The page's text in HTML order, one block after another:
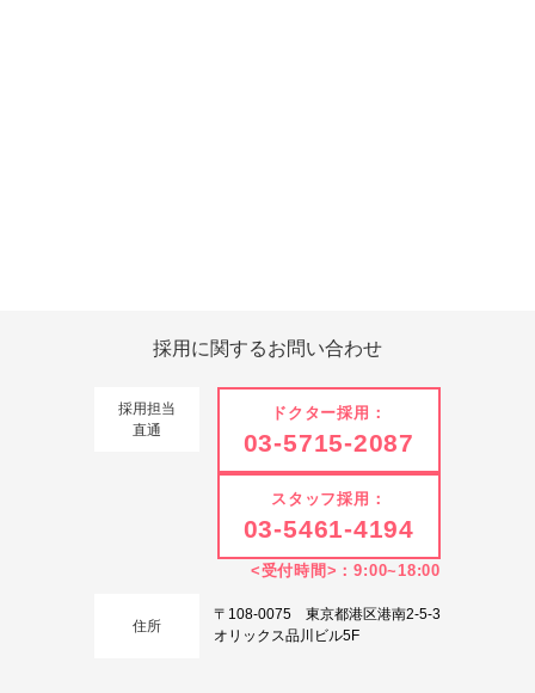
採用に関するお問い合わせ
採用担当
直通
ドクター採用：
03-5715-2087
スタッフ採用：
03-5461-4194
<受付時間>：9:00~18:00
住所
〒108-0075 東京都港区港南2-5-3
オリックス品川ビル5F